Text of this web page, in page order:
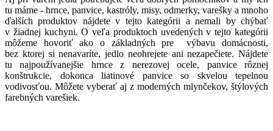
tu máme - hrnce, panvice, kastróly, misy, odmerky, varešky a mnoho
ďalších produktov nájdete v tejto kategórii a nemali by chýbať
v žiadnej kuchyni. O veľa produktoch uvedených v tejto kategórii
môžeme hovoriť ako o základných pre výbavu domácnosti,
bez ktorej si nenavaríte, jedlo neohrejete ani nezapečiete. Nájdete
tu najpoužívanejšie hrnce z nerezovej ocele, panvice rôznej
konštrukcie, dokonca liatinové panvice so skvelou tepelnou
vodivosťou. Môžete vyberať aj z moderných mlynčekov, štýlových
farebných varešiek.